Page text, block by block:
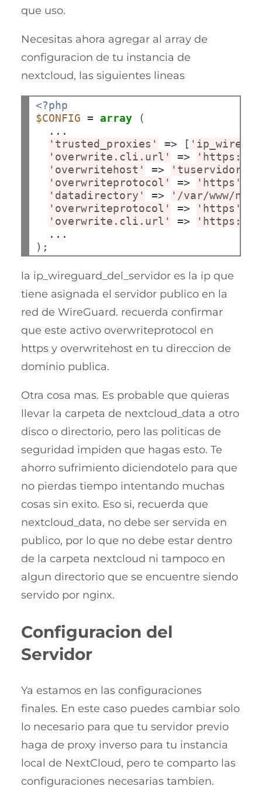
que uso.
Necesitas ahora agregar al array de
configuracion de tu instancia de
nextcloud, las siguientes lineas
<?php
$CONFIG = array (
...
'trusted_proxies'
=> [
'overwrite.cli.url'
=>
'https://
'overwritehost'
=>
'overwriteprotocol'
=> 'https'
'datadirectory'
=>
'/var/www/
'overwriteprotocol'
=> 'https'
'overwrite.cli.url'
=>
'https://
...
la ip_wireguard_del_servidor es la ip que
tiene asignada el servidor publico en la
red de WireGuard. recuerda confirmar
que este activo overwriteprotocol en
https y overwritehost en tu direccion de
dominio publica.
Otra cosa mas. Es probable que quieras
llevar la carpeta de nextcloud_data a otro
disco o directorio, pero las politicas de
seguridad impiden que hagas esto. Te
ahorro sufrimiento diciendotelo para que
no pierdas tiempo intentando muchas
cosas sin exito. Eso si, recuerda que
nextcloud_data, no debe ser servida en
publico, por lo que no debe estar dentro
de la carpeta nextcloud ni tampoco en
algun directorio que se encuentre siendo
servido por nginx.
Configuracion del
Servidor
Ya estamos en las configuraciones
finales. En este caso puedes cambiar solo
lo necesario para que tu servidor previo
haga de proxy inverso para tu instancia
local de NextCloud, pero te comparto las
configuraciones necesarias tambien.